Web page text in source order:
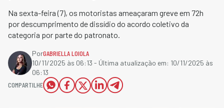
Na sexta-feira (7), os motoristas ameaçaram greve em 72h
por descumprimento de dissídio do acordo coletivo da
categoria por parte do patronato.
PorGABRIELLA LOIOLA
10/11/2025 às 06:13 - Última atualização em: 10/11/2025 às
06:13
COMPARTILHE